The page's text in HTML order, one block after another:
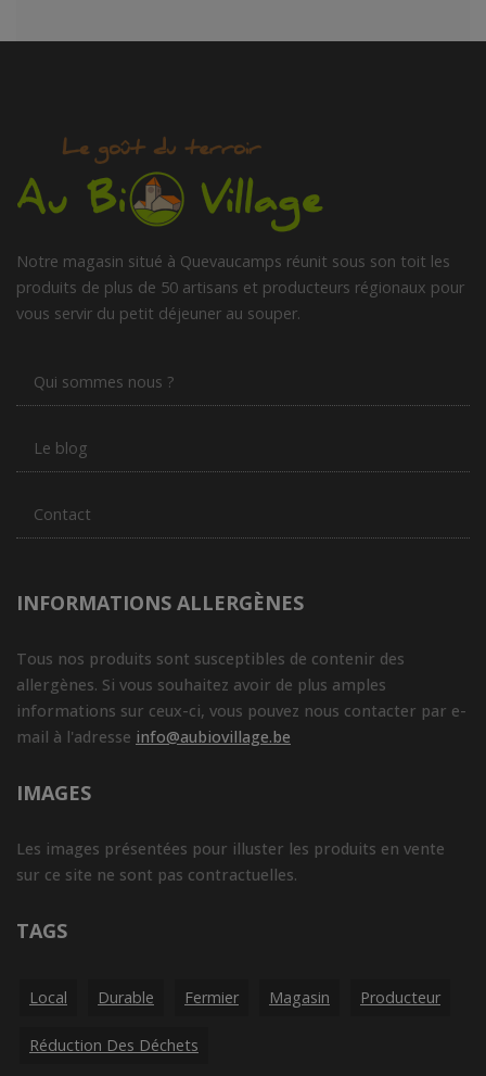
Notre magasin situé à Quevaucamps réunit sous son toit les
produits de plus de 50 artisans et producteurs régionaux pour
vous servir du petit déjeuner au souper.
Qui sommes nous ?
Le blog
Contact
INFORMATIONS ALLERGÈNES
Tous nos produits sont susceptibles de contenir des
allergènes. Si vous souhaitez avoir de plus amples
informations sur ceux-ci, vous pouvez nous contacter par e-
mail à l'adresse info@aubiovillage.be
IMAGES
Les images présentées pour illuster les produits en vente
sur ce site ne sont pas contractuelles.
TAGS
Local Durable Fermier Magasin Producteur
Réduction Des Déchets